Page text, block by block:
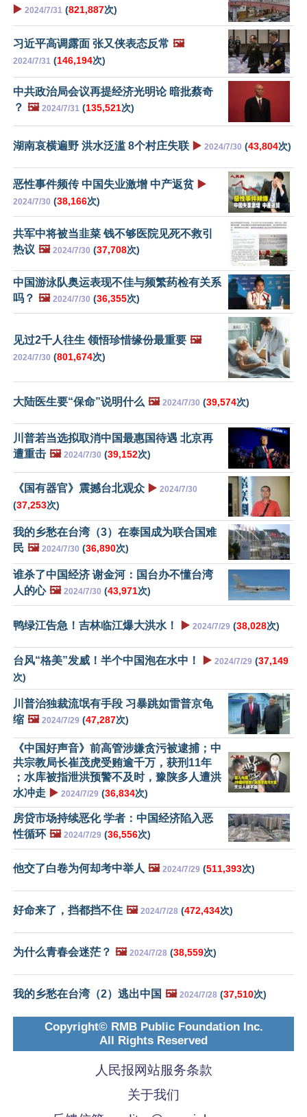
▶️ 2024/7/31 (821,887次)
习近平高调露面 张又侠表态反常 🖼️
2024/7/31 (146,194次)
中共政治局会议再提经济光明论 暗批蔡奇
？ 🖼️ 2024/7/31 (135,521次)
湖南哀横遍野 洪水泛滥 8个村庄失联 ▶️ 2024/7/30 (43,804次)
恶性事件频传 中国失业激增 中产返贫 ▶️
2024/7/30 (38,166次)
共军中将被当韭菜 钱不够医院见死不救引
热议 🖼️ 2024/7/30 (37,708次)
中国游泳队奥运表现不佳与频繁药检有关系
吗？ 🖼️ 2024/7/30 (36,355次)
见过2千人往生 领悟珍惜缘份最重要 🖼️
2024/7/30 (801,674次)
大陆医生要“保命”说明什么 🖼️ 2024/7/30 (39,574次)
川普若当选拟取消中国最惠国待遇 北京再
遭重击 🖼️ 2024/7/30 (39,152次)
《国有器官》震撼台北观众 ▶️ 2024/7/30
(37,253次)
我的乡愁在台湾（3）在泰国成为联合国难
民 🖼️ 2024/7/30 (36,890次)
谁杀了中国经济 谢金河：国台办不懂台湾
人的心 🖼️ 2024/7/30 (43,971次)
鸭绿江告急！吉林临江爆大洪水！ ▶️ 2024/7/29 (38,028次)
台风“格美”发威！半个中国泡在水中！ ▶️ 2024/7/29 (37,149
次)
川普治独裁流氓有手段 习暴跳如雷普京龟
缩 🖼️ 2024/7/29 (47,287次)
《中国好声音》前高管涉嫌贪污被逮捕；中
共宗教局长崔茂虎受贿逾千万，获刑11年
；水库被指泄洪预警不及时，豫陕多人遭洪
水冲走 ▶️ 2024/7/29 (36,834次)
房贷市场持续恶化 学者：中国经济陷入恶
性循环 🖼️ 2024/7/29 (36,556次)
他交了白卷为何却考中举人 🖼️ 2024/7/29 (511,393次)
好命来了，挡都挡不住 🖼️ 2024/7/28 (472,434次)
为什么青春会迷茫？ 🖼️ 2024/7/28 (38,559次)
我的乡愁在台湾（2）逃出中国 🖼️ 2024/7/28 (37,510次)
Copyright© RMB Public Foundation Inc.
All Rights Reserved
人民报网站服务条款
关于我们